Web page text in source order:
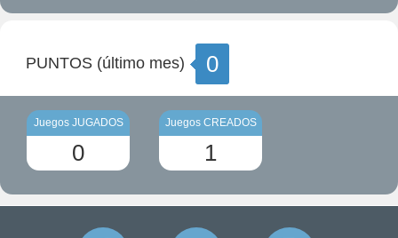
PUNTOS (último mes) 0
Juegos JUGADOS
0
Juegos CREADOS
1